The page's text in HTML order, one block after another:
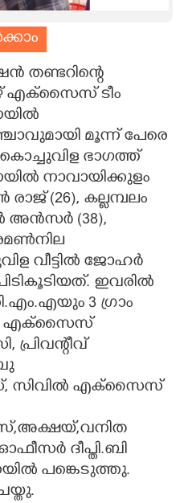
തണ്ടറിന്റെ
എക്സൈസ് ടീം
മൂന്ന് പേരെ
ഭാഗത്ത്
നാവായിക്കുളം
(26), കല്ലമ്പലം
(38),
വീട്ടിൽ ജോഹർ
ഇവരിൽ
3 ഗ്രാം
എക്സൈസ്
പ്രിവന്റീവ്
സിവിൽ എക്സൈസ്
ദീപ്തി.ബി
പങ്കെടുത്തു.